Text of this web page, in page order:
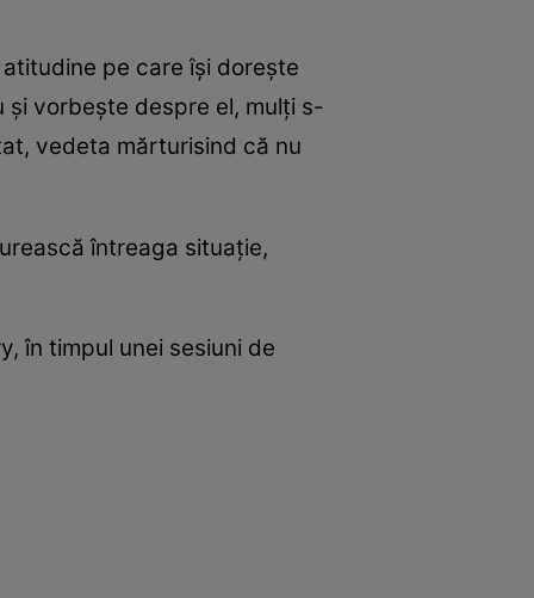
pe care își dorește
și vorbește despre el, mulți s-
vedeta mărturisind că nu
întreaga situație,
în timpul unei sesiuni de